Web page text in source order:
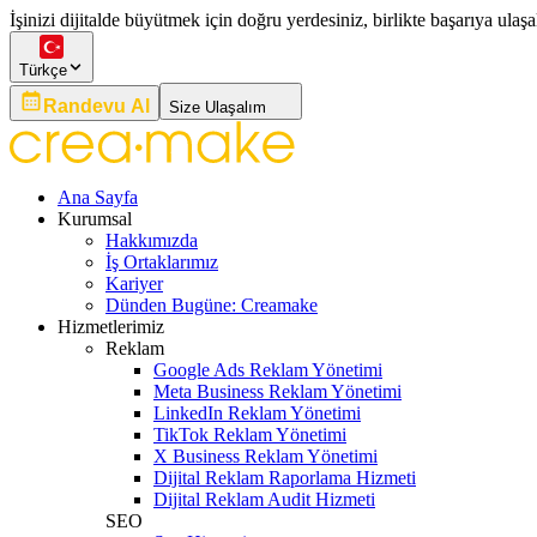
İşinizi dijitalde büyütmek için doğru yerdesiniz, birlikte başarıya
Türkçe
Randevu Al Size Ulaşalım
Ana Sayfa
Kurumsal
Hakkımızda
İş Ortaklarımız
Kariyer
Dünden Bugüne: Creamake
Hizmetlerimiz
Reklam
Google Ads Reklam Yönetimi
Meta Business Reklam Yönetimi
LinkedIn Reklam Yönetimi
TikTok Reklam Yönetimi
X Business Reklam Yönetimi
Dijital Reklam Raporlama Hizmeti
Dijital Reklam Audit Hizmeti
SEO